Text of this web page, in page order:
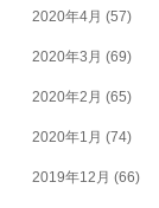
2020年4月 (57)
2020年3月 (69)
2020年2月 (65)
2020年1月 (74)
2019年12月 (66)